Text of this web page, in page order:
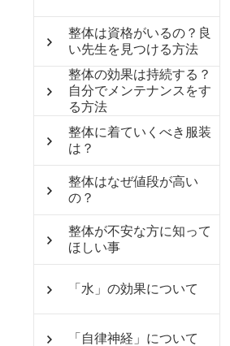
整体は資格がいるの？良
い先生を見つける方法
整体の効果は持続する？
自分でメンテナンスをす
る方法
整体に着ていくべき服装
は？
整体はなぜ値段が高い
の？
整体が不安な方に知って
ほしい事
「水」の効果について
「自律神経」について